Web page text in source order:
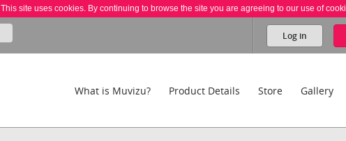
This site uses cookies. By continuing to browse the site you are agreeing to our use of
Log in
What is Muvizu? Product Details Store Gallery